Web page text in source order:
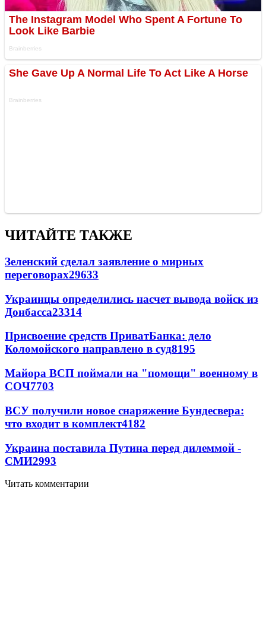
ЧИТАЙТЕ ТАКЖЕ
Зеленский сделал заявление о мирных
переговорах29633
Украинцы определились насчет вывода войск из
Донбасса23314
Присвоение средств ПриватБанка: дело
Коломойского направлено в суд8195
Майора ВСП поймали на "помощи" военному в
СОЧ7703
ВСУ получили новое снаряжение Бундесвера:
что входит в комплект4182
Украина поставила Путина перед дилеммой -
СМИ2993
Читать комментарии